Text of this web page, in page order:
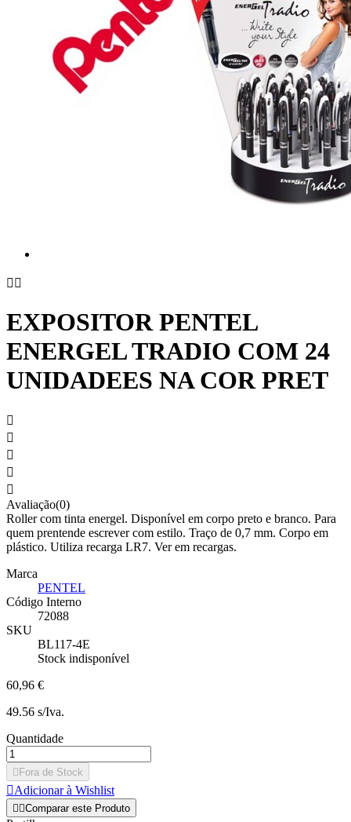
 
EXPOSITOR PENTEL
ENERGEL TRADIO COM 24
UNIDADEES NA COR PRET





Avaliação(0)
Roller com tinta energel. Disponível em corpo preto e branco. Para
quem prentende escrever com estilo. Traço de 0,7 mm. Corpo em
plástico. Utiliza recarga LR7. Ver em recargas.
Marca
PENTEL
Código Interno
72088
SKU
BL117-4E
Stock indisponível
60,96 €
49.56 s/Iva.
Quantidade
 Fora de Stock
Adicionar à Wishlist
 Comparar este Produto